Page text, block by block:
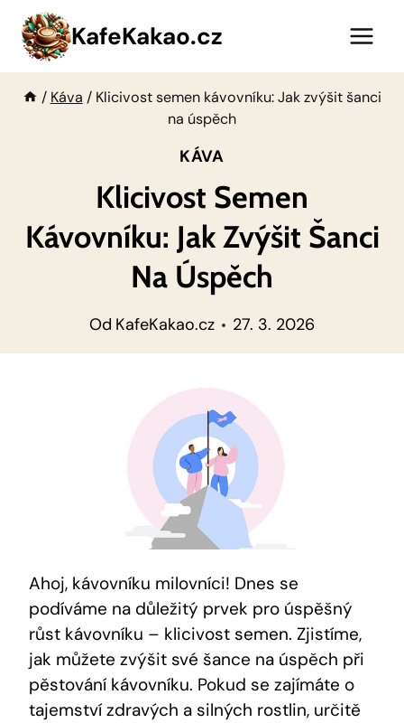
Přeskočit
obsah
KafeKakao.cz
/ Káva / Klicivost semen kávovníku: Jak zvýšit šanci
na úspěch
KÁVA
Klicivost Semen
Kávovníku: Jak Zvýšit Šanci
Na Úspěch
Od KafeKakao.cz 27. 3. 2026
Ahoj, kávovníku milovníci! Dnes se
podíváme na důležitý prvek pro úspěšný
růst kávovníku – klicivost semen. Zjistíme,
jak můžete zvýšit své šance na úspěch při
pěstování kávovníku. Pokud se zajímáte o
tajemství zdravých a silných rostlin, určitě